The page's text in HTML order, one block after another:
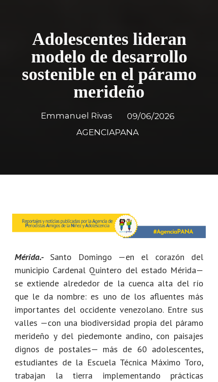
Adolescentes lideran
modelo de desarrollo
sostenible en el páramo
merideño
Emmanuel Rivas
09/06/2026
AGENCIAPANA
Mérida.- Santo Domingo —en el corazón del
municipio Cardenal Quintero del estado Mérida—
se extiende alrededor de la cuenca alta del río
que le da nombre: es uno de los afluentes más
importantes del occidente venezolano. Entre sus
valles —con una biodiversidad propia del páramo
merideño y del piedemonte andino, con paisajes
dignos de postales— más de 60 adolescentes,
estudiantes de la Escuela Técnica Máximo Toro,
trabajan la tierra implementando prácticas